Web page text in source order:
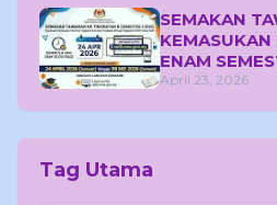
SEMAKAN
ENAM
April 23, 2026
Tag Utama